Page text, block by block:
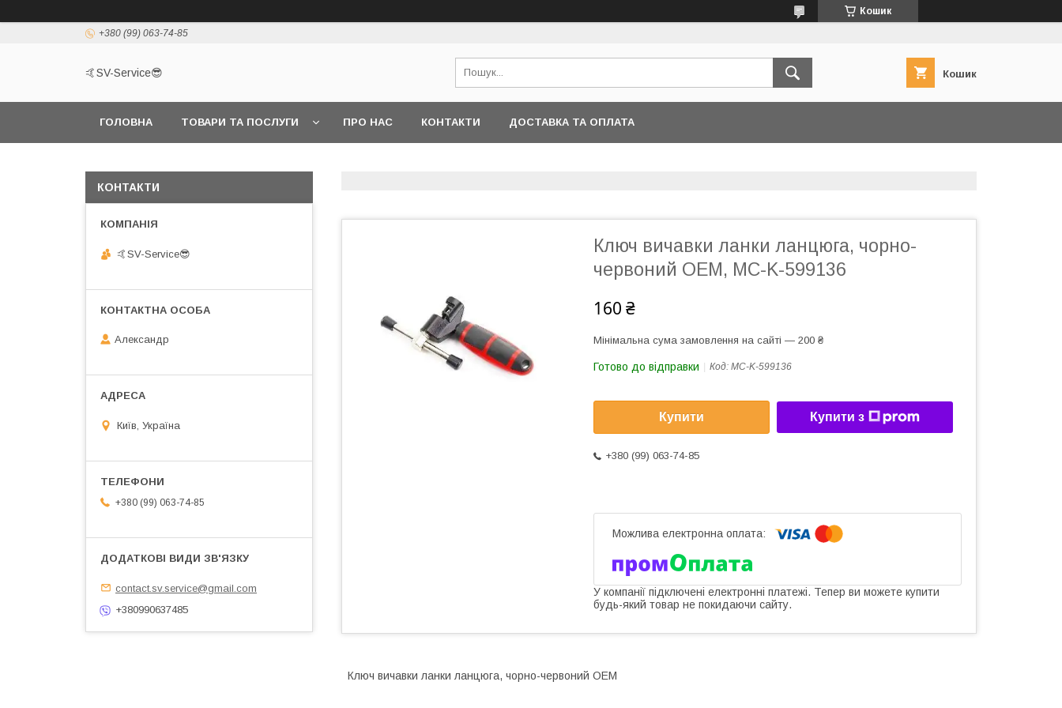
Кошик
+380 (99) 063-74-85
🤙SV-Service😎 Кошик
ГОЛОВНА ТОВАРИ ТА ПОСЛУГИ ПРО НАС КОНТАКТИ ДОСТАВКА ТА ОПЛАТА
Ключ вичавки ланки ланцюга, чорно-
червоний OEM, MC-K-599136
160 ₴
Мінімальна сума замовлення на сайті — 200 ₴
Готово до відправки Код: MC-K-599136
Купити Купити з
+380 (99) 063-74-85
У компанії підключені електронні платежі. Тепер ви можете купити
будь-який товар не покидаючи сайту.
Ключ вичавки ланки ланцюга, чорно-червоний OEM
КОНТАКТИ
🤙SV-Service😎
Александр
Київ, Україна
+380 (99) 063-74-85
contact.sv.service@gmail.com
+380990637485